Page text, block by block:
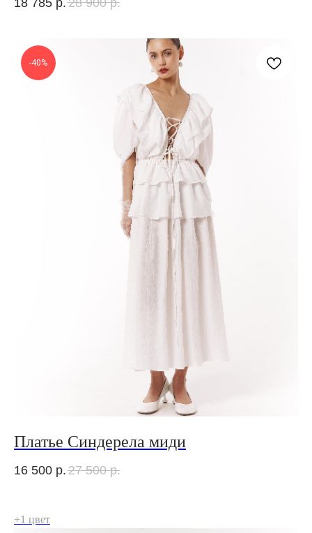
-40%
Платье Синдерела миди
16 500 р. 27 500 р.
+1 цвет